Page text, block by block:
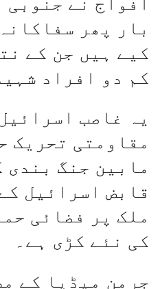
بار پھر
کیے ہیں جن کے
کم دو افراد
یہ غاصب
مقاومتی تحریک
مابین جنگ بندی
قابض اسرائیل
ملک پر فضائی
کی نئے کڑی ہے۔
جرمن میڈیا کے